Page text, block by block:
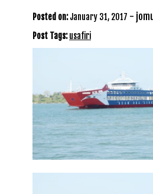
Posted on: January 31, 2017 -
Post Tags:usafiri